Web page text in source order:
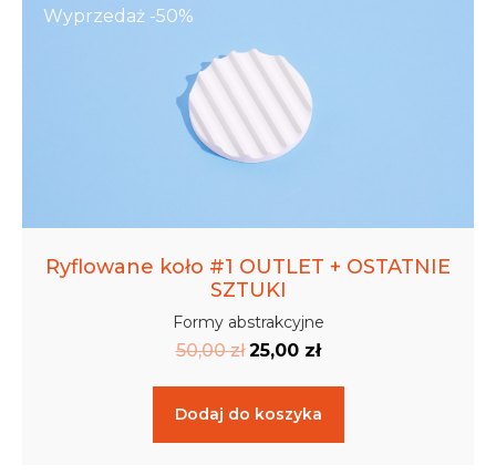
Wyprzedaż -50%
Ryflowane koło #1 OUTLET + OSTATNIE
SZTUKI
Formy abstrakcyjne
50,00zł 25,00 zł
Dodaj do koszyka